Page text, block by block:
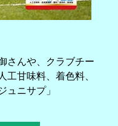
さんや、クラブチー
工甘味料、着色料、
ュニサプ」